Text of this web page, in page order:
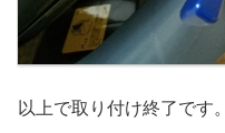
以上で取り付け終了です。